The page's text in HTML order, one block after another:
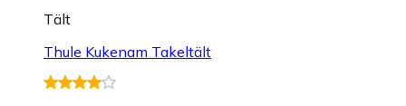
Tält
Thule Kukenam Takeltält